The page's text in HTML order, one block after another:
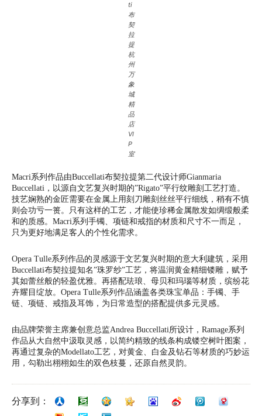
ti
布
契
拉
提
杭
州
万
象
城
精
品
店
VI
P
室
Macri系列作品由Buccellati布契拉提第二代设计师Gianmaria
Buccellati，以源自文艺复兴时期的”Rigato”平行纹雕刻工艺打造。
技艺娴熟的金匠需要在金属上用刻刀雕刻丝丝平行细线，稍有不慎
则会功亏一篑。只有这样的工艺，才能使珍稀金属散发如绸缎般柔
和的质感。Macri系列手镯、项链和戒指的材质和尺寸不一而足，
只为更好地满足客人的个性化需求。
Opera Tulle系列作品的灵感源于文艺复兴时期的意大利建筑，采用
Buccellati布契拉提知名”珠罗纱”工艺，将温润黄金精细镂雕，赋予
其如蕾丝般的轻盈优雅。再搭配珐琅、母贝和玛瑙等材质，缤纷花
卉耀目绽放。Opera Tulle系列作品涵盖各类珠宝单品：手镯、手
链、项链、戒指及耳饰，为日常造型的搭配提供多元灵感。
由品牌荣誉主席兼创意总监Andrea Buccellati所设计，Ramage系列
作品从大自然中汲取灵感，以简约精致的线条构成镂空树叶图案，
再通过复杂的Modellato工艺，对黄金、白金及钻石等材质的巧妙运
用，勾勒出栩栩如生的双色枝蔓，还原自然灵韵。
分享到：